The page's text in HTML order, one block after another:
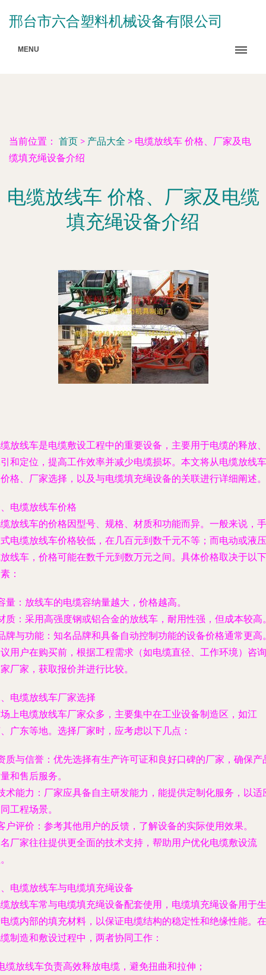
邢台市六合塑料机械设备有限公司
MENU
当前位置： 首页 > 产品大全 > 电缆放线车 价格、厂家及电
缆填充绳设备介绍
电缆放线车 价格、厂家及电缆
填充绳设备介绍
放线车是电缆敷设工程中的重要设备，主要用于电缆的释放、
和定位，提高工作效率并减少电缆损坏。本文将从电缆放线车
格、厂家选择，以及与电缆填充绳设备的关联进行详细阐述。
电缆放线车价格
放线车的价格因型号、规格、材质和功能而异。一般来说，手
电缆放线车价格较低，在几百元到数千元不等；而电动或液压
线车，价格可能在数千元到数万元之间。具体价格取决于以下
：
量：放线车的电缆容纳量越大，价格越高。
质：采用高强度钢或铝合金的放线车，耐用性强，但成本较高
牌与功能：知名品牌和具备自动控制功能的设备价格通常更高
用户在购买前，根据工程需求（如电缆直径、工作环境）咨询
厂家，获取报价并进行比较。
电缆放线车厂家选择
上电缆放线车厂家众多，主要集中在工业设备制造区，如江
广东等地。选择厂家时，应考虑以下几点：
质与信誉：优先选择有生产许可证和良好口碑的厂家，确保产
和售后服务。
术能力：厂家应具备自主研发能力，能提供定制化服务，以适
工程场景。
户评价：参考其他用户的反馈，了解设备的实际使用效果。
厂家往往提供更全面的技术支持，帮助用户优化电缆敷设流
电缆放线车与电缆填充绳设备
放线车常与电缆填充绳设备配套使用，电缆填充绳设备用于生
缆内部的填充材料，以保证电缆结构的稳定性和绝缘性能。在
制造和敷设过程中，两者协同工作：
缆放线车负责高效释放电缆，避免扭曲和拉伸；